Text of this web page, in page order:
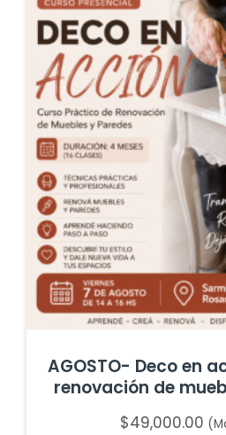
AGOSTO- Deco en
renovación de
$49,000.00